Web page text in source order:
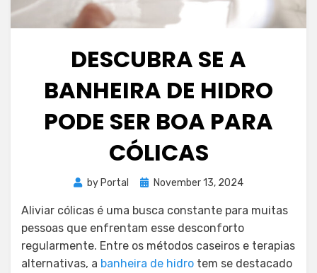
DESCUBRA SE A
BANHEIRA DE HIDRO
PODE SER BOA PARA
CÓLICAS
by Portal
PostedNovember 13, 2024
Aliviar cólicas é uma busca constante para muitas
pessoas que enfrentam esse desconforto
regularmente. Entre os métodos caseiros e terapias
alternativas, a banheira de hidro tem se destacado